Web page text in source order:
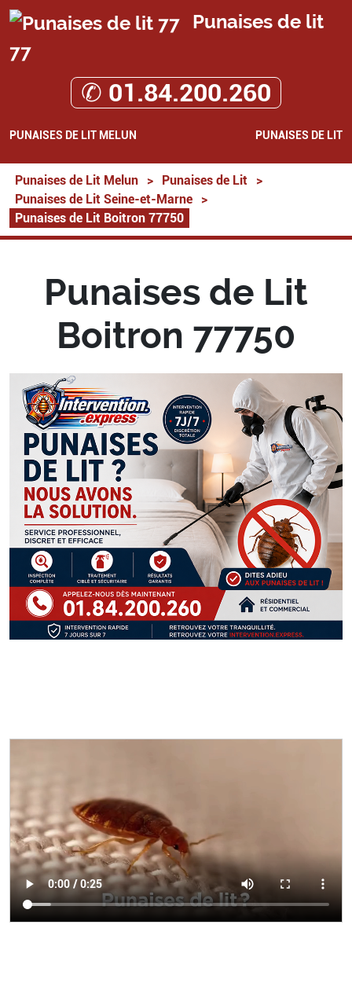
Punaises de lit
77
✆ 01.84.200.260
PUNAISES DE LIT MELUN PUNAISES DE LIT
Punaises de Lit Melun > Punaises de Lit
>
Punaises de Lit Seine-et-Marne
>
Punaises de Lit Boitron 77750
Punaises de Lit
Boitron 77750